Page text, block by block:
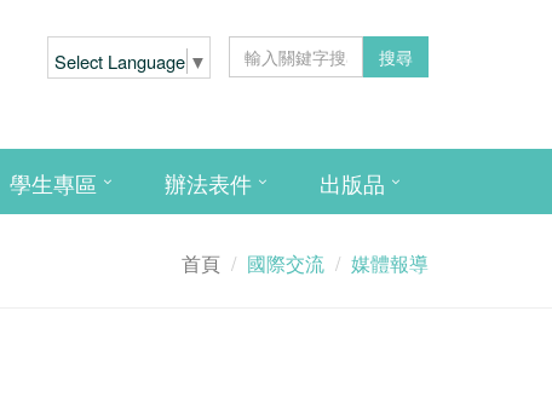
Select Language ▼ 搜尋
學生專區 辦法表件 出版品
首頁 國際交流 媒體報導